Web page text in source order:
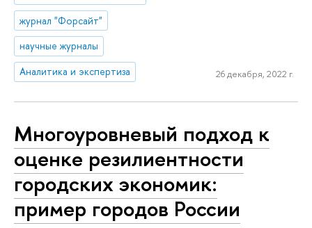
журнал "Форсайт"
научные журналы
Аналитика и экспертиза
26 декабря, 2022 г.
Многоуровневый подход к
оценке резилиентности
городских экономик:
пример городов России